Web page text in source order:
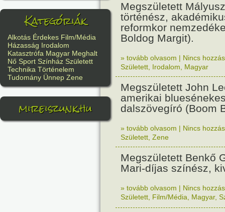
Kategóriák
Alkotás Érdekes Film/Média
Házasság Irodalom
Katasztrófa Magyar Meghalt
Nő Sport Színház Született
Technika Történelem
Tudomány Ünnep Zene
mireiszunk.hu
Megszületett
történész,
reformkor
Boldog Margit).
» tovább olvasom | Nincs
Született Irodalom Magyar
Megszületett John
amerikai
dalszövegíró (Boom
» tovább olvasom | Nincs
Született Zene
Megszületett Benkő
Mari-díjas színész,
» tovább olvasom | Nincs
Született Film/Média Magyar,